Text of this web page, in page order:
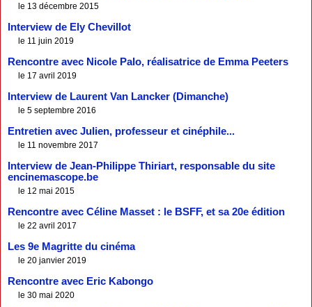
le 13 décembre 2015
Interview de Ely Chevillot
le 11 juin 2019
Rencontre avec Nicole Palo, réalisatrice de Emma Peeters
le 17 avril 2019
Interview de Laurent Van Lancker (Dimanche)
le 5 septembre 2016
Entretien avec Julien, professeur et cinéphile...
le 11 novembre 2017
Interview de Jean-Philippe Thiriart, responsable du site
encinemascope.be
le 12 mai 2015
Rencontre avec Céline Masset : le BSFF, et sa 20e édition
le 22 avril 2017
Les 9e Magritte du cinéma
le 20 janvier 2019
Rencontre avec Eric Kabongo
le 30 mai 2020